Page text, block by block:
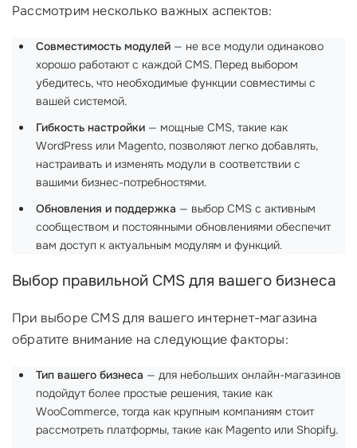
Рассмотрим несколько важных аспектов:
Совместимость модулей — не все модули одинаково
хорошо работают с каждой CMS. Перед выбором
убедитесь, что необходимые функции совместимы с
вашей системой.
Гибкость настройки — мощные CMS, такие как
WordPress или Magento, позволяют легко добавлять,
настраивать и изменять модули в соответствии с
вашими бизнес-потребностями.
Обновления и поддержка — выбор CMS с активным
сообществом и постоянными обновлениями обеспечит
вам доступ к актуальным модулям и функций.
Выбор правильной CMS для вашего бизнеса
При выборе CMS для вашего интернет-магазина
обратите внимание на следующие факторы:
Тип вашего бизнеса — для небольших онлайн-магазинов
подойдут более простые решения, такие как
WooCommerce, тогда как крупным компаниям стоит
рассмотреть платформы, такие как Magento или Shopify.